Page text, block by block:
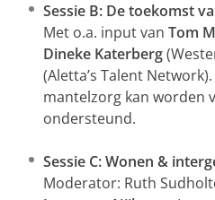
Sessie B: De toekomst
Met o.a. input van Tom
Dineke Katerberg
(Aletta’s Talent
mantelzorg kan worden
ondersteund.
Sessie C: Wonen &
Moderator: Ruth